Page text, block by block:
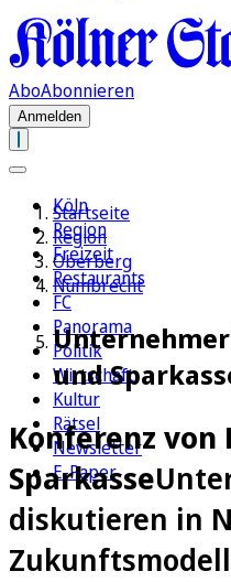
AboAbonnieren
Anmelden
Köln
Region
Freizeit
Restaurants
FC
Panorama
Politik
Wirtschaft
Kultur
Rätsel
Newsletter
E-Paper
Startseite
Region
Oberberg
Nümbrecht
und
Konferenz von
Sparkasse
diskutieren in